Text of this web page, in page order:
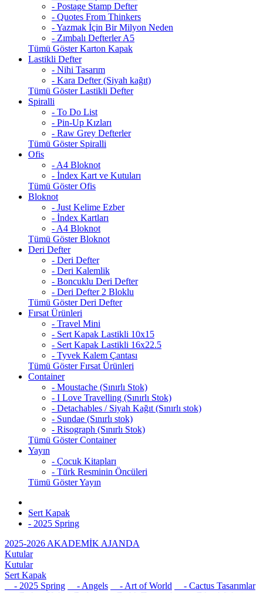
- Postage Stamp Defter
- Quotes From Thinkers
- Yazmak İçin Bir Milyon Neden
- Zımbalı Defterler A5
Tümü Göster Karton Kapak
Lastikli Defter
- Nihi Tasarım
- Kara Defter (Siyah kağıt)
Tümü Göster Lastikli Defter
Spiralli
- To Do List
- Pin-Up Kızları
- Raw Grey Defterler
Tümü Göster Spiralli
Ofis
- A4 Bloknot
- İndex Kart ve Kutuları
Tümü Göster Ofis
Bloknot
- Just Kelime Ezber
- İndex Kartları
- A4 Bloknot
Tümü Göster Bloknot
Deri Defter
- Deri Defter
- Deri Kalemlik
- Boncuklu Deri Defter
- Deri Defter 2 Bloklu
Tümü Göster Deri Defter
Fırsat Ürünleri
- Travel Mini
- Sert Kapak Lastikli 10x15
- Sert Kapak Lastikli 16x22.5
- Tyvek Kalem Çantası
Tümü Göster Fırsat Ürünleri
Container
- Moustache (Sınırlı Stok)
- I Love Travelling (Sınırlı Stok)
- Detachables / Siyah Kağıt (Sınırlı stok)
- Sundae (Sınırlı stok)
- Risograph (Sınırlı Stok)
Tümü Göster Container
Yayın
- Çocuk Kitapları
- Türk Resminin Öncüleri
Tümü Göster Yayın
Sert Kapak
- 2025 Spring
2025-2026 AKADEMİK AJANDA
Kutular
Kutular
Sert Kapak
- 2025 Spring
- Angels - Art of World
- Cactus Tasarımlar